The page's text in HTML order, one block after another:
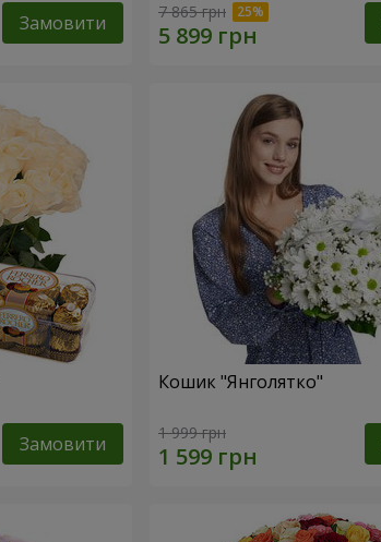
Замовити 7 865 грн
Замовити
Кошик "Янголятко"
1 999 грн